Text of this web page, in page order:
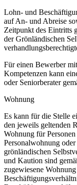
Lohn- und
auf An- und Abreise
Zeitpunkt des Eintritts
der Grönländischen
Für einen Bewerber
Kompetenzen kann
oder Seniorberater
Wohnung
Es kann für die Stelle
den jeweils geltenden
Wohnung für
Personalwohnung
grönländischen
und Kaution sind
zugewiesene